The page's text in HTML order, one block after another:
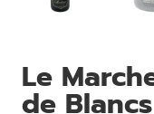
Le
de